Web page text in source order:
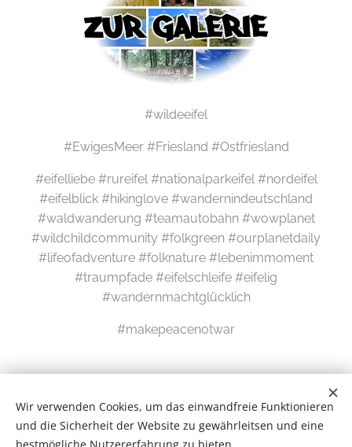
#wildeeifel
#EwigesMeer #Friesland #Ostfriesland
#eifelliebe #rureifel #nationalparkeifel #nordeifel
#eifelblick #hikinglove #wandernindeutschland
#waldwanderung #teamautobahn #wowplanet
#wildchildcommunity #folkgreen #ourplanetdaily
#lifeofadventure #folknature #lebenimmoment
#traumpfade #eifelschleife #eifelig
#wandernmachtglücklich
#makepeacenotwar
Wir verwenden Cookies, um das einwandfreie Funktionieren
und die Sicherheit der Website zu gewährleitsen und eine